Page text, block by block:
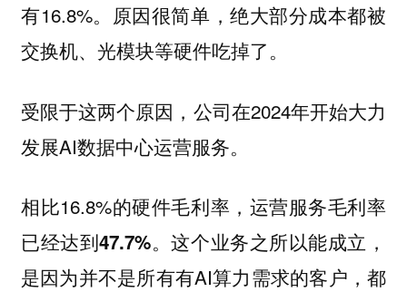
有16.8%。原因很简单，绝大部分成本都被
交换机、光模块等硬件吃掉了。
受限于这两个原因，公司在2024年开始大力
发展AI数据中心运营服务。
相比16.8%的硬件毛利率，运营服务毛利率
已经达到47.7%。这个业务之所以能成立，
是因为并不是所有有AI算力需求的客户，都